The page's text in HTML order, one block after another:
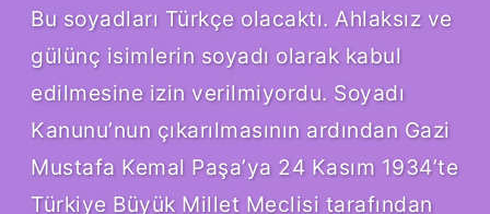
Bu soyadları Türkçe olacaktı. Ahlaksız ve
gülünç isimlerin soyadı olarak kabul
edilmesine izin verilmiyordu. Soyadı
Kanunu’nun çıkarılmasının ardından Gazi
Mustafa Kemal Paşa’ya 24 Kasım 1934’te
Türkiye Büyük Millet Meclisi tarafından